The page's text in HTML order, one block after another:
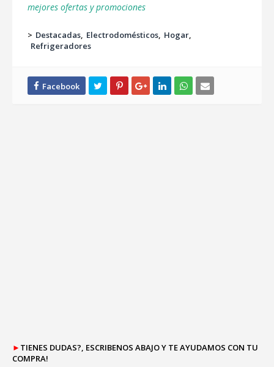
mejores ofertas y promociones
> Destacadas Electrodomésticos Hogar
Refrigeradores
► TIENES DUDAS?, ESCRIBENOS ABAJO Y TE AYUDAMOS CON TU
COMPRA!